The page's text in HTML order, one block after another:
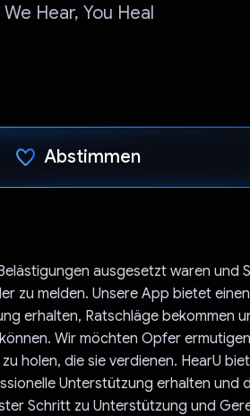
We Hear, You Heal
Abstimmen
ausgesetzt waren und
zu melden. Unsere App bietet
erhalten, Ratschläge bekommen
Wir möchten Opfer
holen, die sie verdienen. HearU
Unterstützung erhalten und
Schritt zu Unterstützung und